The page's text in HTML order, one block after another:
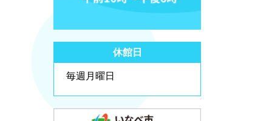
休館日
毎週月曜日